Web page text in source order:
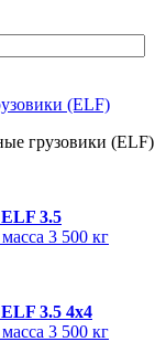
(ELF)
грузовики (ELF)
3.5
3 500 кг
3.5 4x4
3 500 кг